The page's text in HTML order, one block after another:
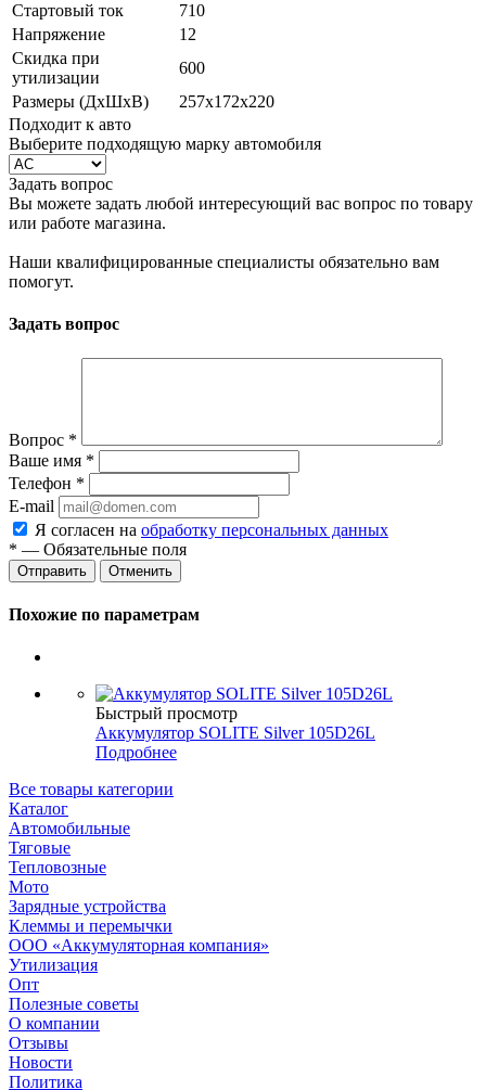
Стартовый ток
710
Напряжение
12
Скидка при
утилизации
600
Размеры (ДxШxВ)
257x172x220
Подходит к авто
Выберите подходящую марку автомобиля
Задать вопрос
Вы можете задать любой интересующий вас вопрос по товару
или работе магазина.
Наши квалифицированные специалисты обязательно вам
помогут.
Задать вопрос
Вопрос *
Ваше имя *
Телефон *
E-mail
Я согласен на обработку персональных данных
* — Обязательные поля
Отменить
Похожие по параметрам
Быстрый просмотр
Аккумулятор SOLITE Silver 105D26L
Подробнее
Все товары категории
Каталог
Автомобильные
Тяговые
Тепловозные
Мото
Зарядные устройства
Клеммы и перемычки
ООО «Аккумуляторная компания»
Утилизация
Опт
Полезные советы
О компании
Отзывы
Новости
Политика